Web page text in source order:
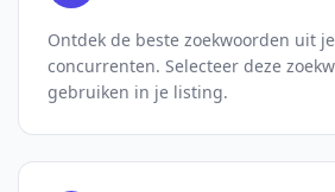
Ontdek de beste zoekwoorden uit
concurrenten. Selecteer deze
gebruiken in je listing.